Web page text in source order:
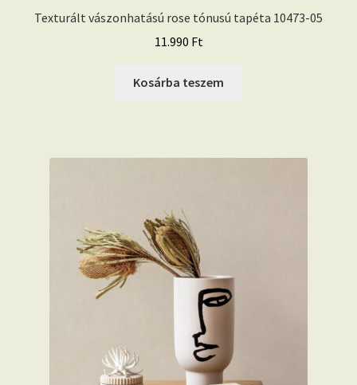
Texturált vászonhatású rose tónusú tapéta 10473-05
11.990 Ft
Kosárba teszem